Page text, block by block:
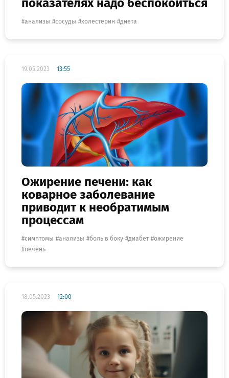
показателях надо беспокоиться
анализы сосуды холестерин диета
19.05.2023 13:55
Ожирение печени: как
коварное заболевание
приводит к необратимым
процессам
симптомы анализы боль в боку диабет
ожирение
печень
18.05.2023 12:00